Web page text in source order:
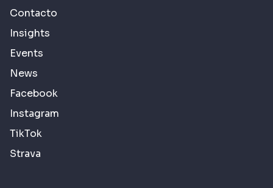
Contacto
Insights
Events
News
Facebook
Instagram
TikTok
Strava